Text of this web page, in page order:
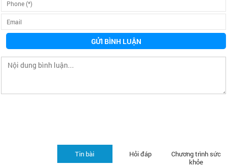
GỬI BÌNH LUẬN
Chương trình sức
khỏe
Hỏi đáp
Tin bài